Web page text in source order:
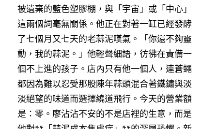
被遺棄的藍色塑膠棚，與「宇宙」或「中心」
這兩個詞毫無關係。他正在對著一缸已經發酵
了七個月又七天的老蒜泥嘆氣。「你還不夠靈
動，我的蒜泥。」他輕聲細語，彷彿在責備一
個不上進的孩子。店內只有他一個人，連蒼蠅
都因為難以忍受那股陳年蒜頭混合著鐵鏽與淡
淡絕望的味道而選擇繞道飛行。今天的營業額
是：零。廖沾沾不安的不是店裡的生意，而是